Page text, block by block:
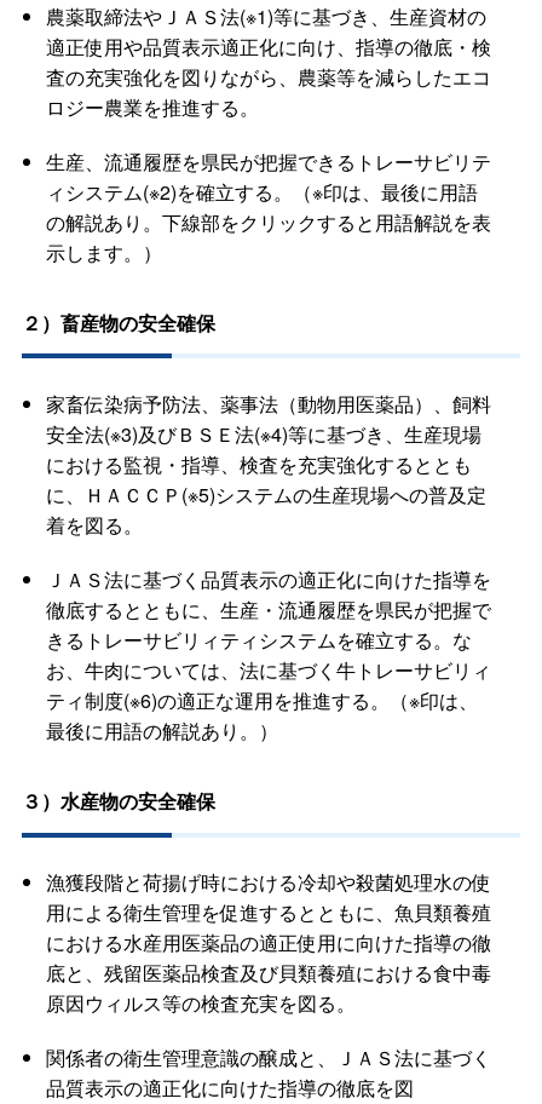
農薬取締法やＪＡＳ法(※1)等に基づき、生産資材の
適正使用や品質表示適正化に向け、指導の徹底・検
査の充実強化を図りながら、農薬等を減らしたエコ
ロジー農業を推進する。
生産、流通履歴を県民が把握できるトレーサビリテ
ィシステム(※2)を確立する。（※印は、最後に用語
の解説あり。下線部をクリックすると用語解説を表
示します。）
２）畜産物の安全確保
家畜伝染病予防法、薬事法（動物用医薬品）、飼料
安全法(※3)及びＢＳＥ法(※4)等に基づき、生産現場
における監視・指導、検査を充実強化するととも
に、ＨＡＣＣＰ(※5)システムの生産現場への普及定
着を図る。
ＪＡＳ法に基づく品質表示の適正化に向けた指導を
徹底するとともに、生産・流通履歴を県民が把握で
きるトレーサビリィティシステムを確立する。な
お、牛肉については、法に基づく牛トレーサビリィ
ティ制度(※6)の適正な運用を推進する。（※印は、
最後に用語の解説あり。）
３）水産物の安全確保
漁獲段階と荷揚げ時における冷却や殺菌処理水の使
用による衛生管理を促進するとともに、魚貝類養殖
における水産用医薬品の適正使用に向けた指導の徹
底と、残留医薬品検査及び貝類養殖における食中毒
原因ウィルス等の検査充実を図る。
関係者の衛生管理意識の醸成と、ＪＡＳ法に基づく
品質表示の適正化に向けた指導の徹底を図